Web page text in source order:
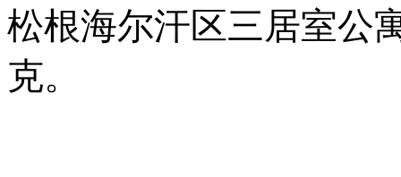
松根海尔汗区三居室公
克。